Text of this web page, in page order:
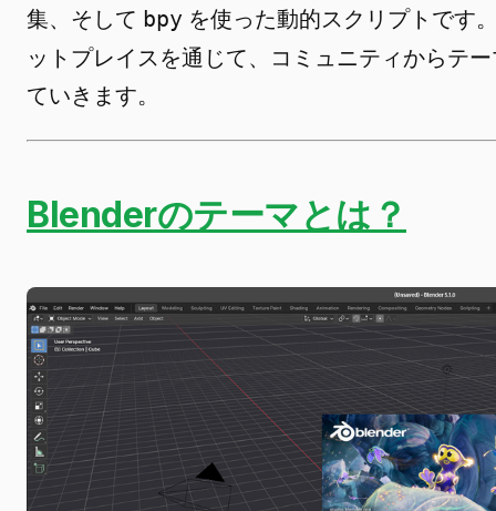
集、そして bpy を使った動的スクリプトです
ットプレイスを通じて、コミュニティからテ
ていきます。
Blenderのテーマとは？